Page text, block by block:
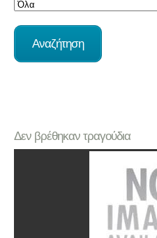
Δεν βρέθηκαν τραγούδια